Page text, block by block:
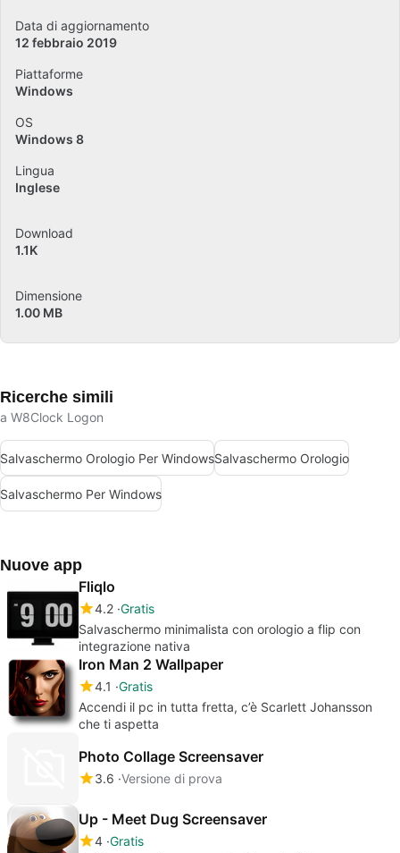
Data di aggiornamento
12 febbraio 2019
Piattaforme
Windows
OS
Windows 8
Lingua
Inglese
Download
1.1K
Dimensione
1.00 MB
Ricerche simili
a W8Clock Logon
Salvaschermo Orologio Per WindowsSalvaschermo Orologio
Salvaschermo Per Windows
Nuove app
Fliqlo
4.2 Gratis
Salvaschermo minimalista con orologio a flip con
integrazione nativa
Iron Man 2 Wallpaper
4.1 Gratis
Accendi il pc in tutta fretta, c’è Scarlett Johansson
che ti aspetta
Photo Collage Screensaver
3.6 Versione di prova
Up - Meet Dug Screensaver
4 Gratis